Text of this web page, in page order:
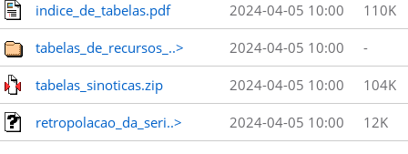
indice_de_tabelas.pdf 2024-04-05 10:00 110K
tabelas_de_recursos_..> 2024-04-05 10:00 -
tabelas_sinoticas.zip 2024-04-05 10:00 104K
retropolacao_da_seri..> 2024-04-05 10:00 12K